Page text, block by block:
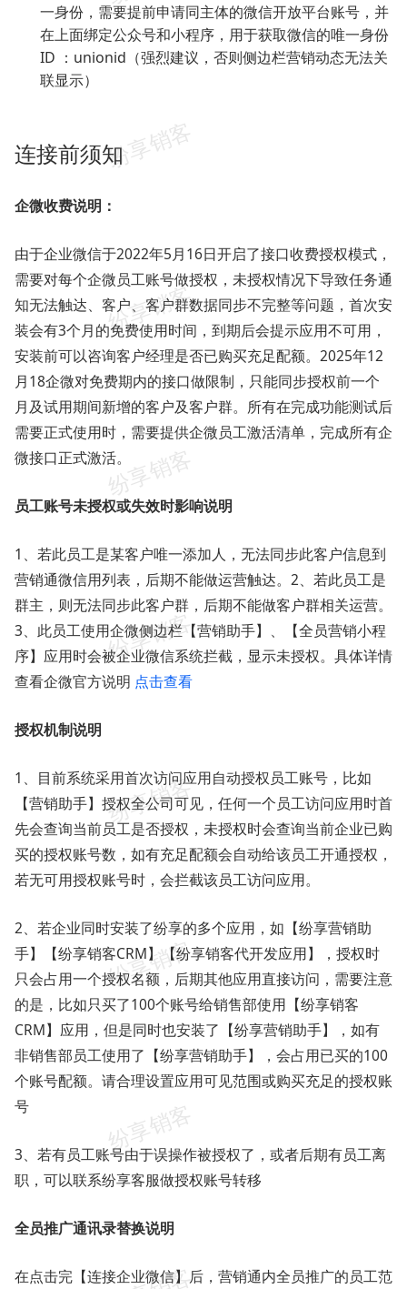
一身份，需要提前申请同主体的微信开放平台账号，并
在上面绑定公众号和小程序，用于获取微信的唯一身份
ID ：unionid（强烈建议，否则侧边栏营销动态无法关
联显示）
连接前须知
企微收费说明：
由于企业微信于2022年5月16日开启了接口收费授权模式，
需要对每个企微员工账号做授权，未授权情况下导致任务通
知无法触达、客户、客户群数据同步不完整等问题，首次安
装会有3个月的免费使用时间，到期后会提示应用不可用，
安装前可以咨询客户经理是否已购买充足配额。2025年12
月18企微对免费期内的接口做限制，只能同步授权前一个
月及试用期间新增的客户及客户群。所有在完成功能测试后
需要正式使用时，需要提供企微员工激活清单，完成所有企
微接口正式激活。
员工账号未授权或失效时影响说明
1、若此员工是某客户唯一添加人，无法同步此客户信息到
营销通微信用列表，后期不能做运营触达。2、若此员工是
群主，则无法同步此客户群，后期不能做客户群相关运营。
3、此员工使用企微侧边栏【营销助手】、【全员营销小程
序】应用时会被企业微信系统拦截，显示未授权。具体详情
查看企微官方说明 点击查看
授权机制说明
1、目前系统采用首次访问应用自动授权员工账号，比如
【营销助手】授权全公司可见，任何一个员工访问应用时首
先会查询当前员工是否授权，未授权时会查询当前企业已购
买的授权账号数，如有充足配额会自动给该员工开通授权，
若无可用授权账号时，会拦截该员工访问应用。
2、若企业同时安装了纷享的多个应用，如【纷享营销助
手】【纷享销客CRM】【纷享销客代开发应用】，授权时
只会占用一个授权名额，后期其他应用直接访问，需要注意
的是，比如只买了100个账号给销售部使用【纷享销客
CRM】应用，但是同时也安装了【纷享营销助手】，如有
非销售部员工使用了【纷享营销助手】，会占用已买的100
个账号配额。请合理设置应用可见范围或购买充足的授权账
号
3、若有员工账号由于误操作被授权了，或者后期有员工离
职，可以联系纷享客服做授权账号转移
全员推广通讯录替换说明
在点击完【连接企业微信】后，营销通内全员推广的员工范